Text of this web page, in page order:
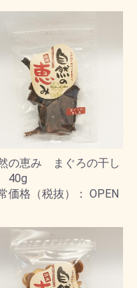
の恵み まぐろの干し
40g
価格（税抜）： OPEN